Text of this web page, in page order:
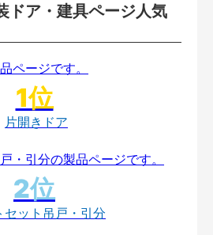
ドア・建具ページ人気
片開きドア
セット吊戸・引分